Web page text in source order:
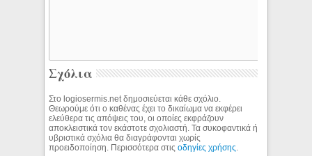
Σχόλια
Στο logiosermis.net δημοσιεύεται κάθε σχόλιο.
Θεωρούμε ότι ο καθένας έχει το δικαίωμα να εκφέρει
ελεύθερα τις απόψεις του, οι οποίες εκφράζουν
αποκλειστικά τον εκάστοτε σχολιαστή. Τα συκοφαντικά ή
υβριστικά σχόλια θα διαγράφονται χωρίς
προειδοποίηση. Περισσότερα στιςοδηγίες χρήσης